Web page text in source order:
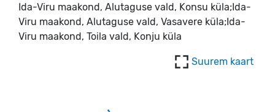
Ida-Viru maakond, Alutaguse vald, Konsu küla;Ida-
Viru maakond, Alutaguse vald, Vasavere küla;Ida-
Viru maakond, Toila vald, Konju küla
Suurem kaart